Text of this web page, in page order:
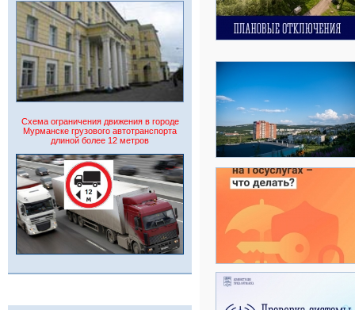
Схема ограничения движения в городе
Мурманске грузового автотранспорта
длиной более 12 метров